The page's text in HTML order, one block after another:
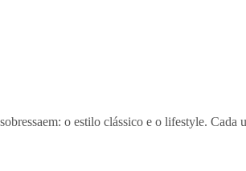
o estilo clássico e o lifestyle. Cada